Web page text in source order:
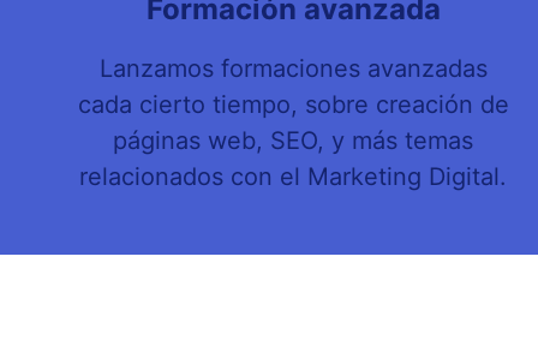
Formación avanzada
Lanzamos formaciones avanzadas
cada cierto tiempo, sobre creación de
páginas web, SEO, y más temas
relacionados con el Marketing Digital.